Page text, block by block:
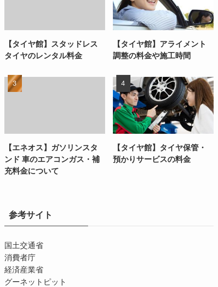
【タイヤ館】スタッドレス
タイヤのレンタル料金
【タイヤ館】アライメント
調整の料金や施工時間
【エネオス】ガソリンスタ
ンド 車のエアコンガス・補
充料金について
【タイヤ館】タイヤ保管・
預かりサービスの料金
参考サイト
国土交通省
消費者庁
経済産業省
グーネットピット